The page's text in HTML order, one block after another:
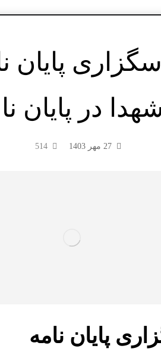
پایان
در پایان
27 مهر 1403 514
پایان نامه